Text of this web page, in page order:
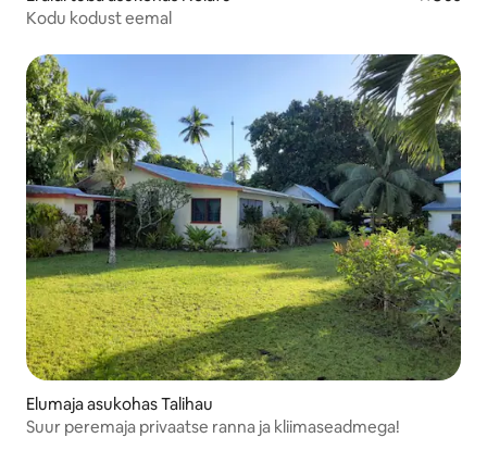
Kodu kodust eemal
Elumaja asukohas Talihau
Suur peremaja privaatse ranna ja kliimaseadmega!